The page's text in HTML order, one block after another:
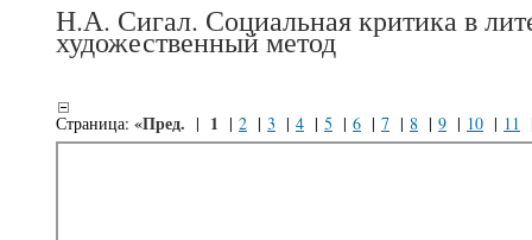
Н.А. Сигал. Социальная критика в
художественный метод
Страница: «Пред. | 1 | 2 | 3 | 4 | 5 | 6 | 7 | 8 | 9 | 10 | 11